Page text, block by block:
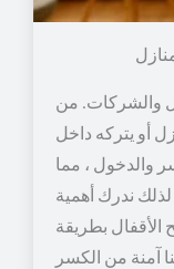
والشركات. من
أو يتركه داخل
والدخول ، مما
لذلك ندرك أهمية
بطريقة
آمنة من الكسر